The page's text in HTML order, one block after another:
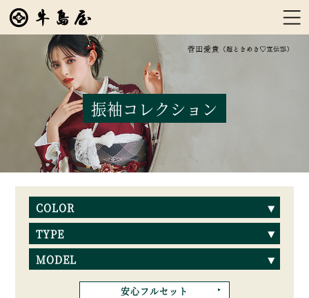
振袖コレクション
COLOR
TYPE
MODEL
安心フルセット